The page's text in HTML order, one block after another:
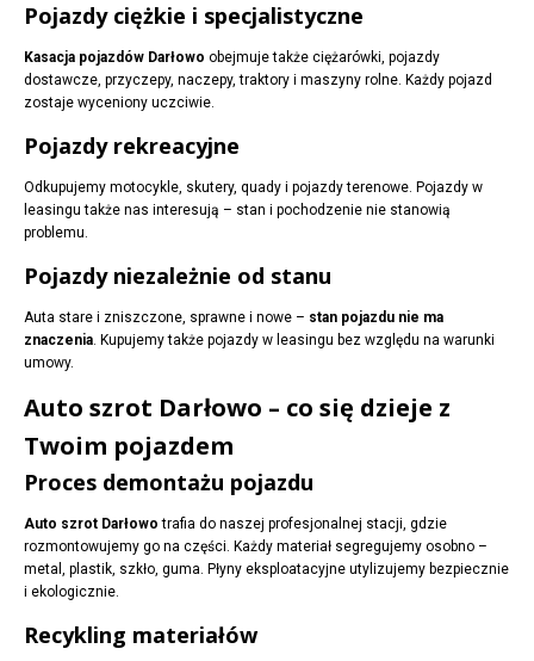
Pojazdy ciężkie i specjalistyczne
Kasacja pojazdów Darłowo obejmuje także ciężarówki, pojazdy
dostawcze, przyczepy, naczepy, traktory i maszyny rolne. Każdy pojazd
zostaje wyceniony uczciwie.
Pojazdy rekreacyjne
Odkupujemy motocykle, skutery, quady i pojazdy terenowe. Pojazdy w
leasingu także nas interesują – stan i pochodzenie nie stanowią
problemu.
Pojazdy niezależnie od stanu
Auta stare i zniszczone, sprawne i nowe – stan pojazdu nie ma
znaczenia. Kupujemy także pojazdy w leasingu bez względu na warunki
umowy.
Auto szrot Darłowo – co się dzieje z
Twoim pojazdem
Proces demontażu pojazdu
Auto szrot Darłowo trafia do naszej profesjonalnej stacji, gdzie
rozmontowujemy go na części. Każdy materiał segregujemy osobno –
metal, plastik, szkło, guma. Płyny eksploatacyjne utylizujemy bezpiecznie
i ekologicznie.
Recykling materiałów